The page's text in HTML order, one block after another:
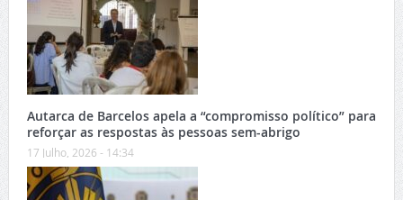
Autarca de Barcelos apela a “compromisso político” para
reforçar as respostas às pessoas sem-abrigo
17 Julho, 2026 - 14:34